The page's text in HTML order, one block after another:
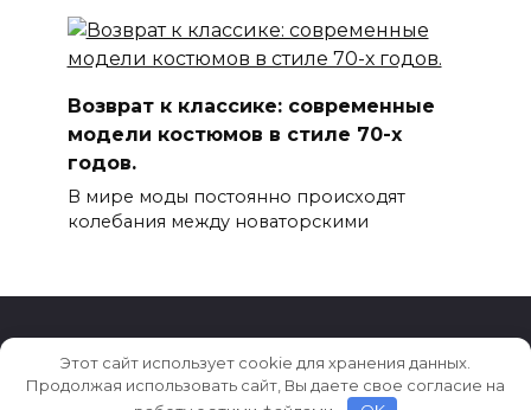
Возврат к классике: современные
модели костюмов в стиле 70-х
годов.
В мире моды постоянно происходят
колебания между новаторскими
© 2026 Новости моды, красоты и стиля
Этот сайт использует cookie для хранения данных.
Продолжая использовать сайт, Вы даете свое согласие на